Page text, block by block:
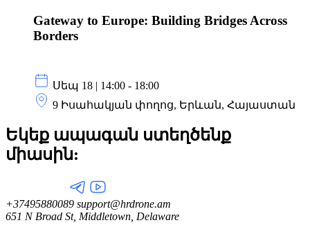
Gateway to Europe: Building Bridges Across
Borders
Սեպ 18 | 14:00 - 18:00
9 Իսահակյան փողոց, Երևան, Հայաստան
Եկեք ապագան ստեղծենք
միասին:
+37495880089 support@hrdrone.am
651 N Broad St, Middletown, Delaware